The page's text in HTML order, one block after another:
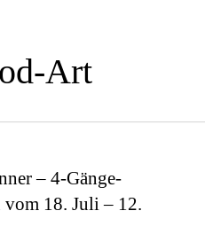
Art
– 4-Gänge-
vom 18. Juli – 12.